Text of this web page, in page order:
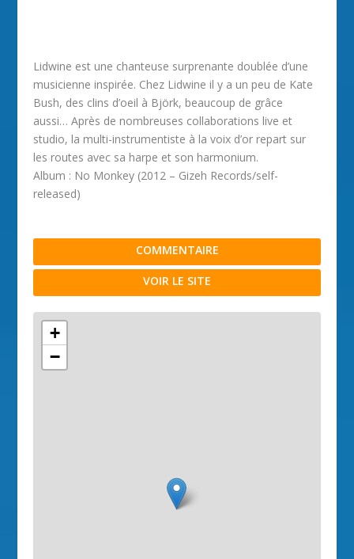
Lidwine est une chanteuse surprenante doublée d’une
musicienne inspirée. Chez Lidwine il y a un peu de Kate
Bush, des clins d’oeil à Björk, beaucoup de grâce
aussi… Après de nombreuses collaborations live et
studio, la multi-instrumentiste à la voix d’or repart sur
les routes avec sa harpe et son harmonium.
Album : No Monkey (2012 – Gizeh Records/self-
released)
COMMENTAIRE
VOIR LE SITE
+
−